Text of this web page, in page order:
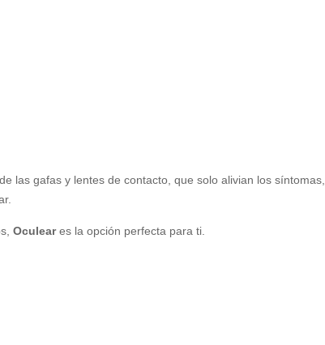
las gafas y lentes de contacto, que solo alivian los síntomas,
Oculeares la opción perfecta para ti.